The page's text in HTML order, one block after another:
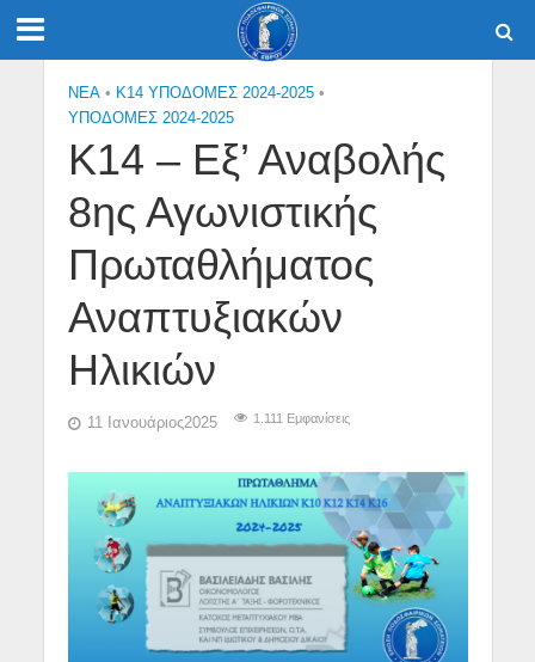
NEA • Κ14 ΥΠΟΔΟΜΕΣ 2024-2025 •
ΥΠΟΔΟΜΕΣ 2024-2025
Κ14 – Εξ’ Αναβολής
8ης Αγωνιστικής
Πρωταθλήματος
Αναπτυξιακών
Ηλικιών
11 Ιανουάριος2025 1.111 Εμφανίσεις